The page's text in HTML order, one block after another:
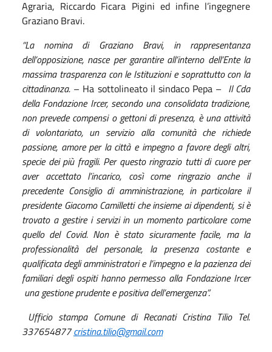
Agraria, Riccardo Ficara Pigini ed infine l’ingegnere
Graziano Bravi.
“La nomina di Graziano Bravi, in rappresentanza
dell’opposizione, nasce per garantire all’interno dell’Ente la
massima trasparenza con le Istituzioni e soprattutto con la
cittadinanza. – Ha sottolineato il sindaco Pepa – Il Cda
della Fondazione Ircer, secondo una consolidata tradizione,
non prevede compensi o gettoni di presenza, è una attività
di volontariato, un servizio alla comunità che richiede
passione, amore per la città e impegno a favore degli altri,
specie dei più fragili. Per questo ringrazio tutti di cuore per
aver accettato l’incarico, così come ringrazioancheil
precedente Consiglio di amministrazione, in particolare il
presidente Giacomo Camilletti che insieme ai dipendenti, si è
trovato a gestire i servizi in un momento particolare come
quello del Covid. Non è stato sicuramente facile, ma la
professionalità del personale, la presenza costante e
qualificata degli amministratori e l’impegno e la pazienza dei
familiari degli ospiti hanno permesso alla Fondazione Ircer
una gestione prudente e positiva dell’emergenza”.
Ufficio stampa Comune di Recanati Cristina Tilio Tel.
337654877cristina.tilio@gmail.com